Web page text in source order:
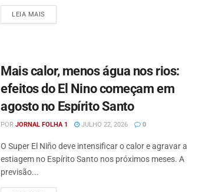
LEIA MAIS
Mais calor, menos água nos rios:
efeitos do El Nino começam em
agosto no Espírito Santo
POR JORNAL FOLHA 1 JULHO 22, 2026 0
O Super El Niño deve intensificar o calor e agravar a
estiagem no Espírito Santo nos próximos meses. A
previsão...